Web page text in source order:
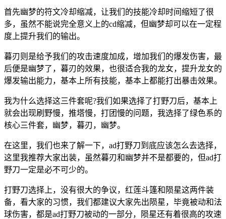
首先幽梦的符文冷却缩减，让我们的技能冷却时间缩短了很
多，虽然不能说完全意义上的cd缩减，但幽梦却可以在一定程
度上提升我们的输出。
暮刃则是给予我们的攻击速度加成，增加我们的爆发伤害，最
后便是幽梦了，暮刃的效果，也很适合我的龙女，提升龙女的
爆发输出能力，基本上所有技能，基本上都能打出暴击效果。
我为什么选择这三件套呢?我们如果选择了打野刀后，基本上
就会出现刷野慢，推塔慢，打团慢的问题，我选择了绿色系的
核心三件套，幽梦，暮刃，幽梦。
在这里，我们也来了解一下，ad打野刀到底应该怎么去选择，
这里我推荐大家出装，虽然暮刃和幽梦并不是都要的，但ad打
野刀一定是必不可少的。
打野刀选择上，没有很大的争议，红莲斗篷和陨星这两件装
备，看大家的习惯，我们都建议大家先出陨星，毕竟被动和法
球伤害，都是ad打野刀被动的一部分，陨星还有着很高的攻速